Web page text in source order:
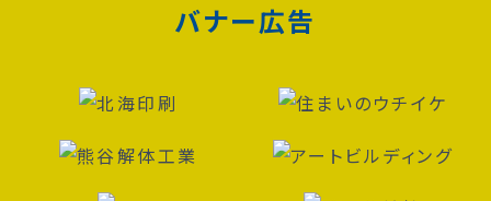
バナー広告